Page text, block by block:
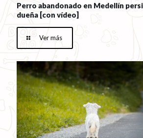
Perro abandonado en Medellín
dueña [con vídeo]
Ver más